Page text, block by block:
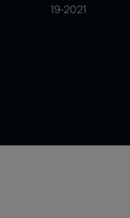
19-2021